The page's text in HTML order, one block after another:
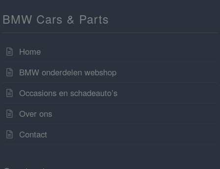
BMW Cars & Parts
Home
BMW onderdelen webshop
Occasions en schadeauto’s
Over ons
Contact